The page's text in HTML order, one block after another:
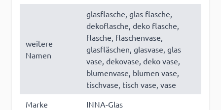
weitere
Namen
glasflasche, glas flasche,
dekoflasche, deko flasche,
flasche, flaschenvase,
glasfläschen, glasvase, glas
vase, dekovase, deko vase,
blumenvase, blumen vase,
tischvase, tisch vase, vase
Marke
INNA-Glas